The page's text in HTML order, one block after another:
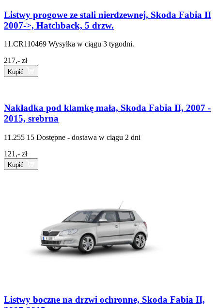
Listwy progowe ze stali nierdzewnej, Skoda Fabia II
2007->, Hatchback, 5 drzw.
11.CR110469 Wysyłka w ciągu 3 tygodni.
217,- zł
Kupić
Nakładka pod klamkę mała, Skoda Fabia II, 2007 -
2015, srebrna
11.255 15 Dostępne - dostawa w ciągu 2 dni
121,- zł
Kupić
Listwy boczne na drzwi ochronne, Skoda Fabia II,